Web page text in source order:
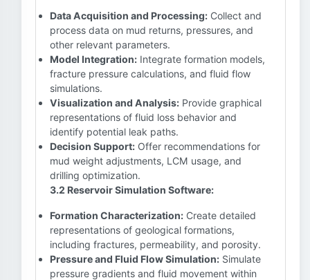
Data Acquisition and Processing: Collect and
process data on mud returns, pressures, and
other relevant parameters.
Model Integration: Integrate formation models,
fracture pressure calculations, and fluid flow
simulations.
Visualization and Analysis: Provide graphical
representations of fluid loss behavior and
identify potential leak paths.
Decision Support: Offer recommendations for
mud weight adjustments, LCM usage, and
drilling optimization.
3.2 Reservoir Simulation Software:
Formation Characterization: Create detailed
representations of geological formations,
including fractures, permeability, and porosity.
Pressure and Fluid Flow Simulation: Simulate
pressure gradients and fluid movement within